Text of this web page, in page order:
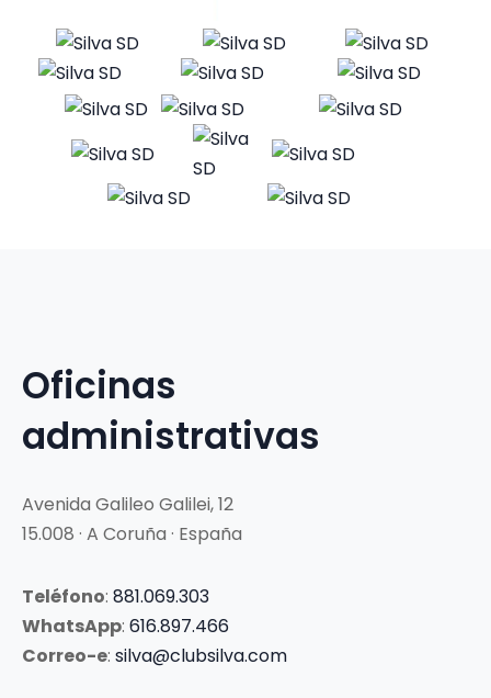
Oficinas
administrativas
Avenida Galileo Galilei, 12
15.008 · A Coruña · España
Teléfono: 881.069.303
WhatsApp: 616.897.466
Correo-e: silva@clubsilva.com